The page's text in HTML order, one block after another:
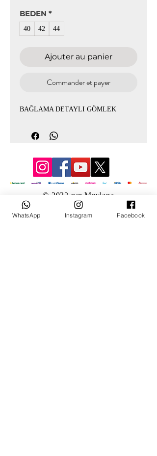
BEDEN *
40 42 44
Ajouter au panier
Commander et payer
BAĞLAMA DETAYLI GÖMLEK
© 2022 par Mevlana
WhatsApp Instagram Facebook